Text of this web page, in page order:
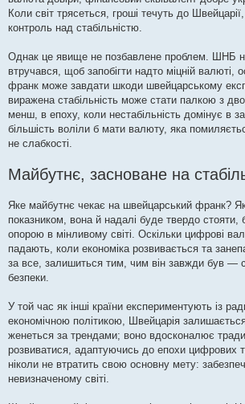
Коли світ трясеться, гроші течуть до
контроль над стабільністю.
Однак це явище не позбавлене проблем. ШНБ
втручався, щоб запобігти надто міцній валюті,
франк може завдати шкоди швейцарському
виражена стабільність може стати палкою з
менш, в епоху, коли нестабільність домінує в
більшість воліли б мати валюту, яка
не слабкості.
Майбутнє, засноване на
Яке майбутнє чекає на швейцарський франк?
показником, вона й надалі буде твердо стояти,
опорою в мінливому світі. Оскільки цифрові
падають, коли економіка розвивається та
за все, залишиться тим, чим він завжди був —
безпеки.
У той час як інші країни експериментують із
економічною політикою, Швейцарія
женеться за трендами; воно вдосконалює
розвиватися, адаптуючись до епохи цифрових
ніколи не втратить свою основну мету:
невизначеному світі.